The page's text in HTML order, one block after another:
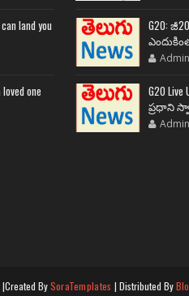
land you
one
G20:
Admin
G20
ప్రధాని
Admin
|Created BySoraTemplates | Distributed By